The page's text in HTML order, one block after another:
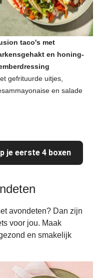
taco's met
en honing-
gefrituurde uitjes,
en salade
je eerste 4 boxen
avondeten? Dan zijn
voor jou. Maak
en smakelijk